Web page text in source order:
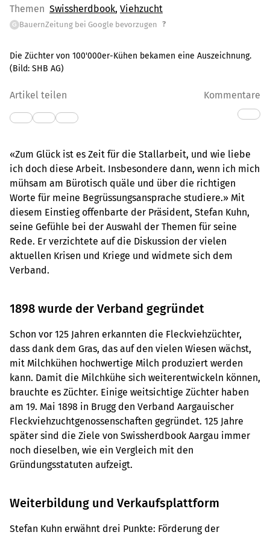
Themen Swissherdbook Viehzucht
G BauernZeitung bei Google bevorzugen ?
Die Züchter von 100'000er-Kühen bekamen eine Auszeichnung.
(Bild: SHB AG)
Artikel teilen Kommentare
«Zum Glück ist es Zeit für die Stallarbeit, und wie liebe
ich doch diese Arbeit. Insbesondere dann, wenn ich mich
mühsam am Bürotisch quäle und über die richtigen
Worte für meine Begrüssungsansprache studiere.» Mit
diesem Einstieg offenbarte der Präsident, Stefan Kuhn,
seine Gefühle bei der Auswahl der Themen für seine
Rede. Er verzichtete auf die Diskussion der vielen
aktuellen Krisen und Kriege und widmete sich dem
Verband.
1898 wurde der Verband gegründet
Schon vor 125 Jahren erkannten die Fleckviehzüchter,
dass dank dem Gras, das auf den vielen Wiesen wächst,
mit Milchkühen hochwertige Milch produziert werden
kann. Damit die Milchkühe sich weiterentwickeln können,
brauchte es Züchter. Einige weitsichtige Züchter haben
am 19. Mai 1898 in Brugg den Verband Aargauischer
Fleckviehzuchtgenossenschaften gegründet. 125 Jahre
später sind die Ziele von Swissherdbook Aargau immer
noch dieselben, wie ein Vergleich mit den
Gründungsstatuten aufzeigt.
Weiterbildung und Verkaufsplattform
Stefan Kuhn erwähnt drei Punkte: Förderung der